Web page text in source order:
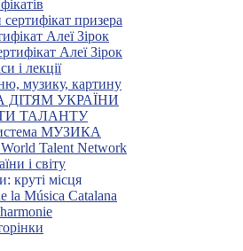
призера
Алеї Зірок
Алеї Зірок
і лекції
музику, картину
УКРАЇНИ
ТАЛАНТУ
МУЗИКА
Talent Network
і світу
круті місця
la Música Catalana